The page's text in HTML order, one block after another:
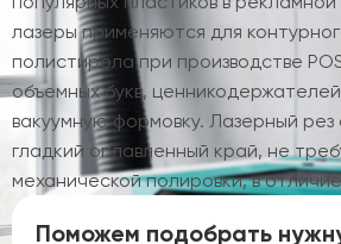
лазеры применяются для
полистирола при производстве
объемных букв,
вакуумную формовку. Лазерный
гладкий оплавленный край, не
механической полировки, в
Поможем подобрать